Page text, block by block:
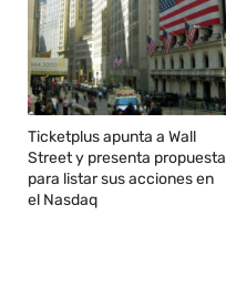
Ticketplus apunta a Wall
Street y presenta propuesta
para listar sus acciones en
el Nasdaq